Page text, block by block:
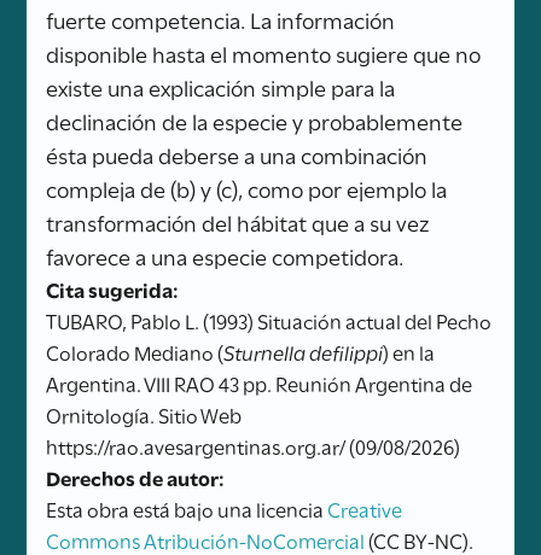
fuerte competencia. La información
disponible hasta el momento sugiere que no
existe una explicación simple para la
declinación de la especie y probablemente
ésta pueda deberse a una combinación
compleja de (b) y (c), como por ejemplo la
transformación del hábitat que a su vez
favorece a una especie competidora.
Cita sugerida:
TUBARO, Pablo L. (1993) Situación actual del Pecho
Colorado Mediano (Sturnella defilippi) en la
Argentina. VIII RAO 43 pp. Reunión Argentina de
Ornitología. Sitio Web
https://rao.avesargentinas.org.ar/ (09/08/2026)
Derechos de autor:
Esta obra está bajo una licencia Creative
Commons Atribución-NoComercial(CC BY-NC).